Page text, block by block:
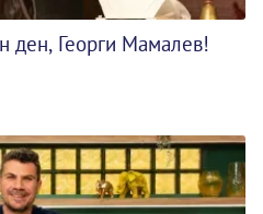
ден, Георги Мамалев!